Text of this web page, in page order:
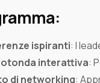
ispiranti: I
interattiva:
di networking: